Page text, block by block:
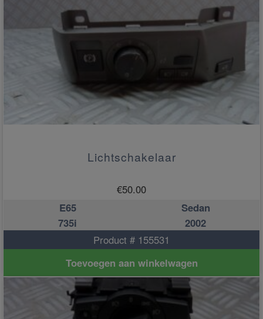
Lichtschakelaar
€50.00
E65
Sedan
735i
2002
Product # 155531
Toevoegen aan winkelwagen